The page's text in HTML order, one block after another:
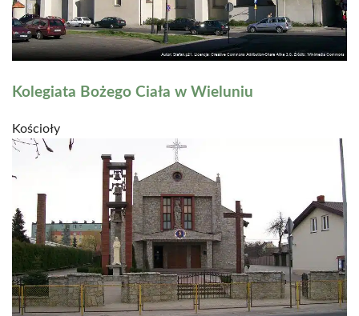
Kolegiata Bożego Ciała w Wieluniu
Kościoły